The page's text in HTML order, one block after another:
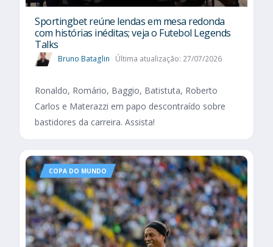
Sportingbet reúne lendas em mesa redonda
com histórias inéditas; veja o Futebol Legends
Talks
Bruno Bataglin Última atualização: 27/07/2026
Ronaldo, Romário, Baggio, Batistuta, Roberto
Carlos e Materazzi em papo descontraído sobre
bastidores da carreira. Assista!
COPA DO MUNDO